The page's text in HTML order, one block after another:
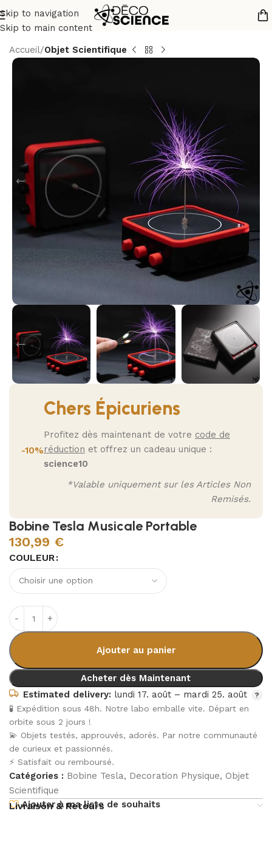
Skip to navigation
Skip to main content
Accueil Objet Scientifique
Bobine Tesla Musicale Portable
130,99 €
-10%
Chers Épicuriens
Profitez dès maintenant de votre code de
réduction et offrez un cadeau unique :
science10
*Valable uniquement sur les Articles Non
Remisés.
COULEUR
Ajouter au panier
Acheter dès Maintenant
Estimated delivery: lundi 17. août – mardi 25. août
🧪 Expédition sous 48h. Notre labo emballe vite. Départ en
orbite sous 2 jours !
💫 Objets testés, approuvés, adorés. Par notre communauté
de curieux et passionnés.
⚡ Satisfait ou remboursé.
Catégories : Bobine Tesla, Decoration Physique, Objet
Scientifique
Ajouter à ma liste de souhaits
Livraison & Retours